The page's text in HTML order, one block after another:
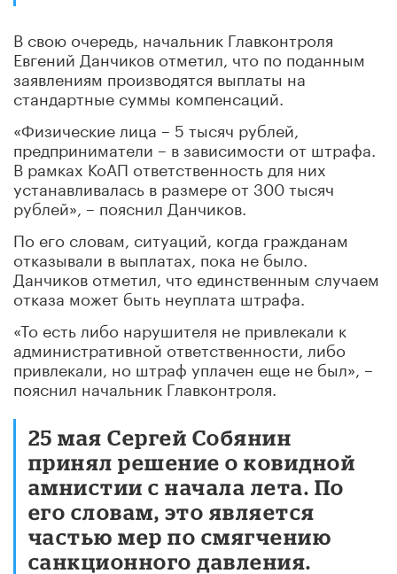
В свою очередь, начальник Главконтроля
Евгений Данчиков отметил, что по поданным
заявлениям производятся выплаты на
стандартные суммы компенсаций.
«Физические лица – 5 тысяч рублей,
предприниматели – в зависимости от штрафа.
В рамках КоАП ответственность для них
устанавливалась в размере от 300 тысяч
рублей», – пояснил Данчиков.
По его словам, ситуаций, когда гражданам
отказывали в выплатах, пока не было.
Данчиков отметил, что единственным случаем
отказа может быть неуплата штрафа.
«То есть либо нарушителя не привлекали к
административной ответственности, либо
привлекали, но штраф уплачен еще не был», –
пояснил начальник Главконтроля.
25 мая Сергей Собянин
принял решение о ковидной
амнистии с начала лета. По
его словам, это является
частью мер по смягчению
санкционного давления.